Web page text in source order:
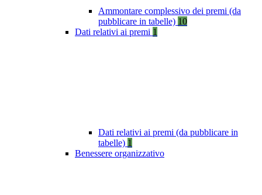
Ammontare complessivo dei premi (da
pubblicare in tabelle) 10
Dati relativi ai premi 1
Dati relativi ai premi (da pubblicare in
tabelle) 1
Benessere organizzativo